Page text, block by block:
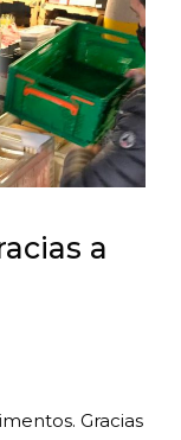
a
Gracias